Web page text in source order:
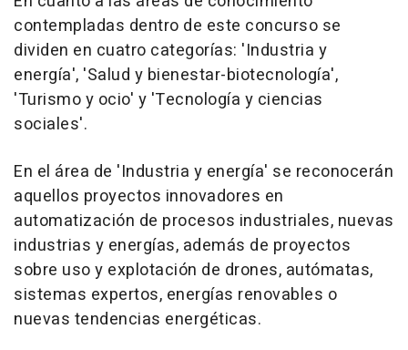
contempladas dentro de este concurso se
dividen en cuatro categorías: 'Industria y
energía', 'Salud y bienestar-biotecnología',
'Turismo y ocio' y 'Tecnología y ciencias
sociales'.
En el área de 'Industria y energía' se reconocerán
aquellos proyectos innovadores en
automatización de procesos industriales, nuevas
industrias y energías, además de proyectos
sobre uso y explotación de drones, autómatas,
sistemas expertos, energías renovables o
nuevas tendencias energéticas.